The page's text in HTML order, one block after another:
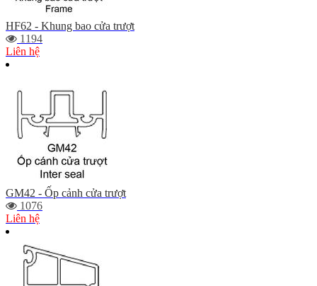
HF62 - Khung bao cửa trượt
1194
Liên hệ
GM42 - Ốp cảnh cửa trượt
1076
Liên hệ